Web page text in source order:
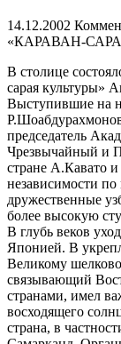
14.12.2002
«КАРАВАН-
В столице
сарая культуры»
Выступившие на
председатель
Чрезвычайный и
стране А.Кавато
независимости
дружественные
более высокую
В глубь веков
Японией. В
Великому
связывающий
странами, имел
восходящего
страна, в